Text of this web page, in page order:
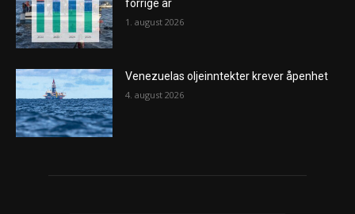
forrige år
1. august 2026
Venezuelas oljeinntekter krever åpenhet
4. august 2026